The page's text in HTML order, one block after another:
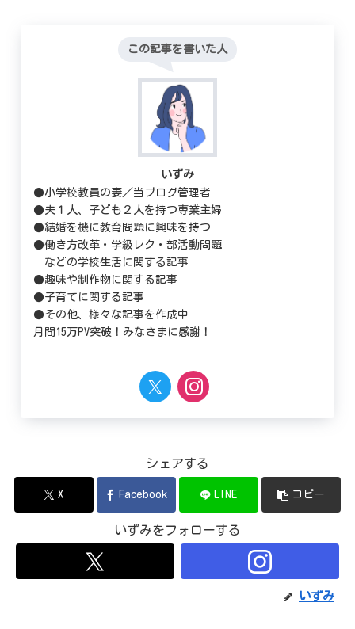
この記事を書いた人
いずみ
●小学校教員の妻／当ブログ管理者
●夫１人、子ども２人を持つ専業主婦
●結婚を機に教育問題に興味を持つ
●働き方改革・学級レク・部活動問題
などの学校生活に関する記事
●趣味や制作物に関する記事
●子育てに関する記事
●その他、様々な記事を作成中
月間15万PV突破！みなさまに感謝！
シェアする
X Facebook LINE コピー
いずみをフォローする
いずみ